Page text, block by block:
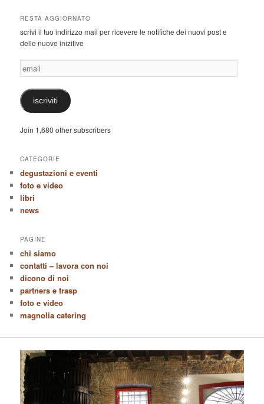
RESTA AGGIORNATO
scrivi il tuo indirizzo mail per ricevere le notifiche dei nuovi post e
delle nuove inizitive
email
iscriviti
Join 1,680 other subscribers
CATEGORIE
degustazioni e eventi
foto e video
libri
news
PAGINE
chi siamo
contatti – lavora con noi
dicono di noi
partners e trasp
foto e video
magnolia catering